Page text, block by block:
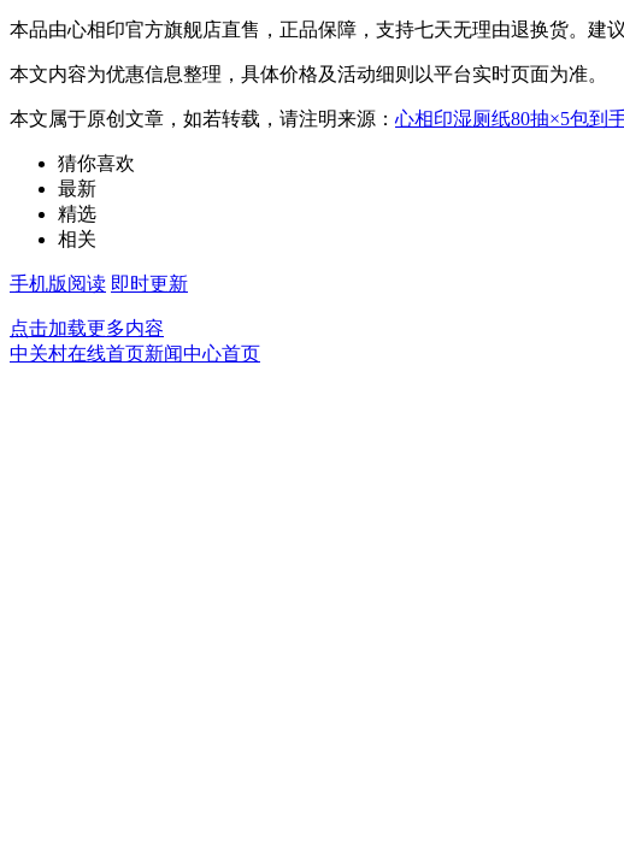
本品由心相印官方旗舰店直售，正品保障，支持七天无理由退换货。建
本文内容为优惠信息整理，具体价格及活动细则以平台实时页面为准。
本文属于原创文章，如若转载，请注明来源： 心相印湿厕纸80抽×5包到
猜你喜欢
最新
精选
相关
手机版阅读 即时更新
点击加载更多内容
中关村在线首页新闻中心首页